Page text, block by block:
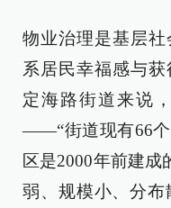
物业治理是基层
系居民幸福感与
定海路街道来说
——“街道现有66个
区是2000年前建成
弱、规模小、分